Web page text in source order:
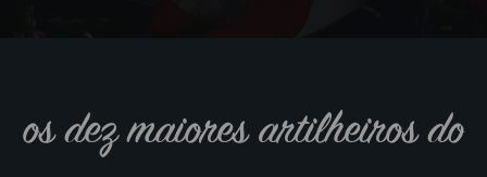
os dez maiores artilheiros do